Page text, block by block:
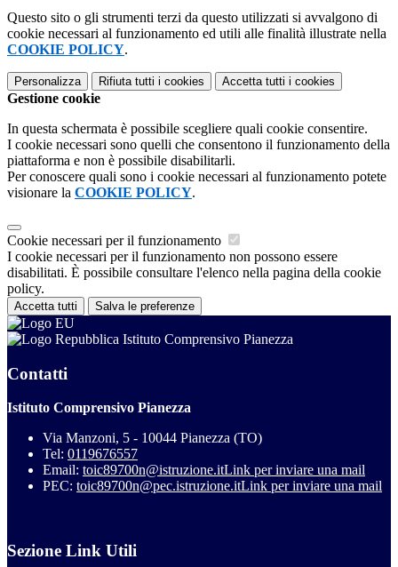
Questo sito o gli strumenti terzi da questo utilizzati si avvalgono di
cookie necessari al funzionamento ed utili alle finalità illustrate nella
COOKIE POLICY.
Personalizza Rifiuta tutti i cookies Accetta tutti i cookies
Gestione cookie
In questa schermata è possibile scegliere quali cookie consentire.
I cookie necessari sono quelli che consentono il funzionamento della
piattaforma e non è possibile disabilitarli.
Per conoscere quali sono i cookie necessari al funzionamento potete
visionare la COOKIE POLICY.
Cookie necessari per il funzionamento
I cookie necessari per il funzionamento non possono essere
disabilitati. È possibile consultare l'elenco nella pagina della cookie
policy.
Accetta tutti Salva le preferenze
Istituto Comprensivo Pianezza
Contatti
Istituto Comprensivo Pianezza
Via Manzoni, 5 - 10044 Pianezza (TO)
Tel: 0119676557
Email: toic89700n@istruzione.itLink per inviare una mail
PEC: toic89700n@pec.istruzione.itLink per inviare una mail
Sezione Link Utili